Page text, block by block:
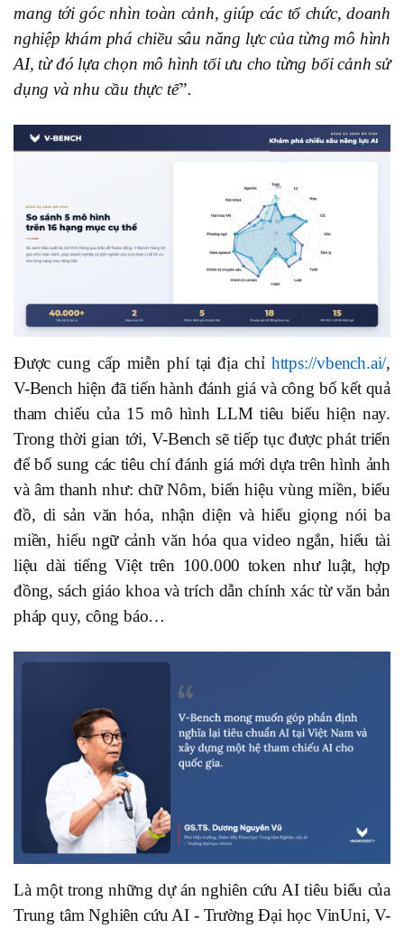
mang tới góc nhìn toàn cảnh, giúp các tổ chức, doanh
nghiệp khám phá chiều sâu năng lực của từng mô hình
AI, từ đó lựa chọn mô hình tối ưu cho từng bối cảnh sử
dụng và nhu cầu thực tế”.
Được cung cấp miễn phí tại địa chỉ https://vbench.ai/,
V-Bench hiện đã tiến hành đánh giá và công bố kết quả
tham chiếu của 15 mô hình LLM tiêu biểu hiện nay.
Trong thời gian tới, V-Bench sẽ tiếp tục được phát triển
để bổ sung các tiêu chí đánh giá mới dựa trên hình ảnh
và âm thanh như: chữ Nôm, biển hiệu vùng miền, biểu
đồ, di sản văn hóa, nhận diện và hiểu giọng nói ba
miền, hiểu ngữ cảnh văn hóa qua video ngắn, hiểu tài
liệu dài tiếng Việt trên 100.000 token như luật, hợp
đồng, sách giáo khoa và trích dẫn chính xác từ văn bản
pháp quy, công báo…
Là một trong những dự án nghiên cứu AI tiêu biểu của
Trung tâm Nghiên cứu AI - Trường Đại học VinUni, V-